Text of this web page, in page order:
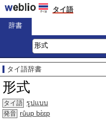
タイ語
辞書
タイ語辞書
形式
タイ語 รูปแบบ
発音 rûup bɛ̀ɛp